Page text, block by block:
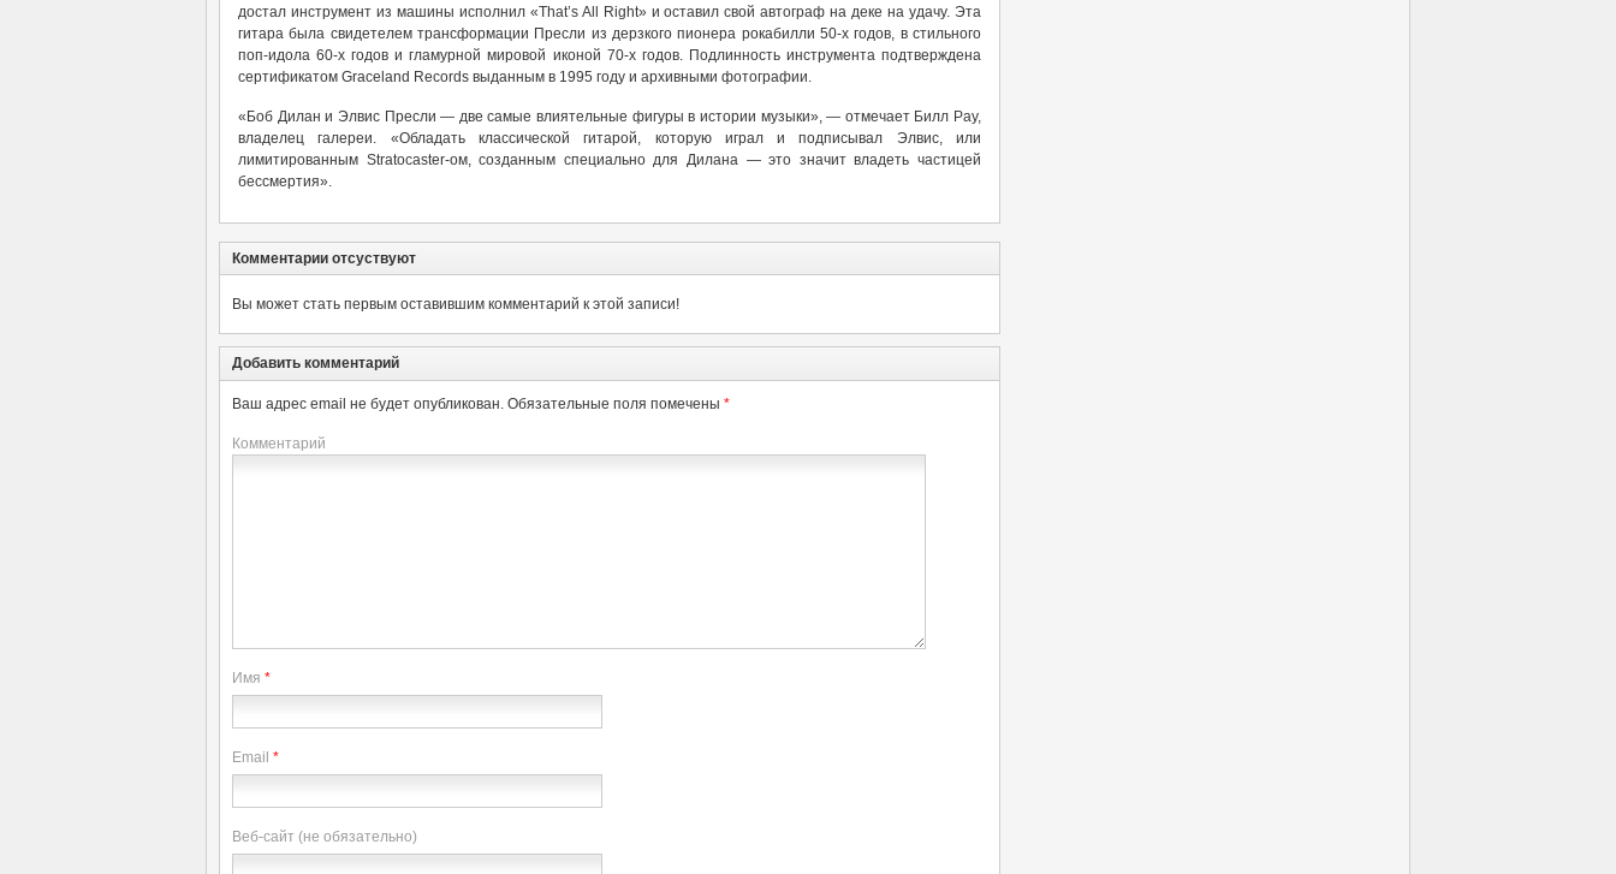
достал инструмент из машины исполнил «That’s All Right» и оставил свой автограф на деке на удачу. Эта
гитара была свидетелем трансформации Пресли из дерзкого пионера рокабилли 50-х годов, в стильного
поп-идола 60-х годов и гламурной мировой иконой 70-х годов. Подлинность инструмента подтверждена
сертификатом Graceland Records выданным в 1995 году и архивными фотографии.
«Боб Дилан и Элвис Пресли — две самые влиятельные фигуры в истории музыки», — отмечает Билл Рау,
владелец галереи. «Обладать классической гитарой, которую играл и подписывал Элвис, или
лимитированным Stratocaster-ом, созданным специально для Дилана — это значит владеть частицей
бессмертия».
Комментарии отсуствуют
Вы может стать первым оставившим комментарий к этой записи!
Добавить комментарий
Ваш адрес email не будет опубликован. Обязательные поля помечены *
Комментарий
Имя *
Email *
Веб-сайт (не обязательно)